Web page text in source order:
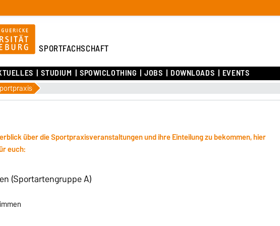
SPORTFACHSCHAFT
STUDIUM SPOWICLOTHING JOBS DOWNLOADS EVENTS
über die Sportpraxisveranstaltungen und ihre Einteilung zu bekommen, hier
euch:
(Sportartengruppe A)